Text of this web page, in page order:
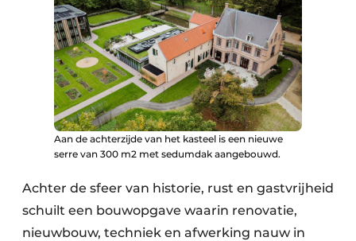
Aan de achterzijde van het kasteel is een nieuwe
serre van 300 m2 met sedumdak aangebouwd.
Achter de sfeer van historie, rust en gastvrijheid
schuilt een bouwopgave waarin renovatie,
nieuwbouw, techniek en afwerking nauw in